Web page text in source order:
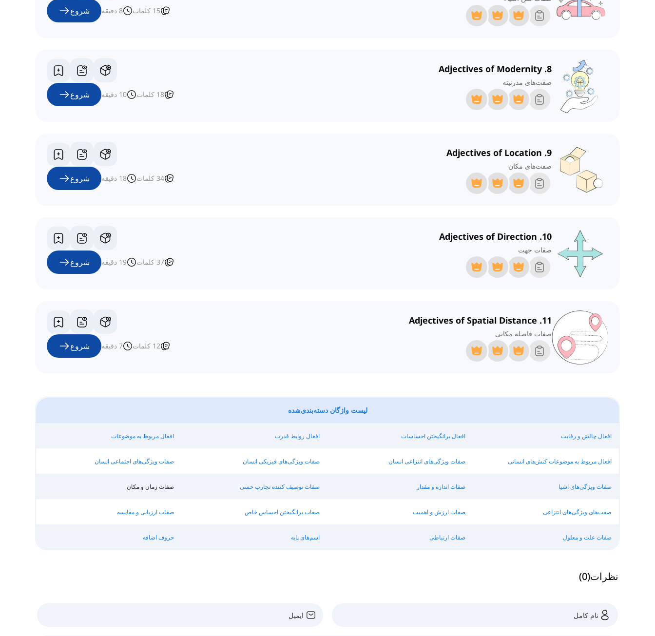
15 کلمات 8 دقیقه شروع
8. Adjectives of Modernity
صفت‌های مدرنیته
18 کلمات 10 دقیقه شروع
9. Adjectives of Location
صفت‌های مکان
34 کلمات 18 دقیقه شروع
10. Adjectives of Direction
صفات جهت
37 کلمات 19 دقیقه شروع
11. Adjectives of Spatial Distance
صفات فاصله مکانی
12 کلمات 7 دقیقه شروع
لیست واژگان دسته‌بندی‌شده
افعال چالش و رقابت افعال برانگیختن احساسات افعال روابط قدرت افعال مربوط به موضوعات
افعال مربوط به موضوعات کنش‌های انسانی صفات ویژگی‌های انتزاعی انسان صفات ویژگی‌های فیزیکی انسان صفات ویژگی‌های اجتماعی انسان
صفات ویژگی‌های اشیا صفات اندازه و مقدار صفات توصیف کننده تجارب حسی صفات زمان و مکان
صفت‌های ویژگی‌های انتزاعی صفات ارزش و اهمیت صفات برانگیختن احساس خاص صفات ارزیابی و مقایسه
صفات علت و معلول صفات ارتباطی اسم‌های پایه حروف اضافه
نظرات(
0
)